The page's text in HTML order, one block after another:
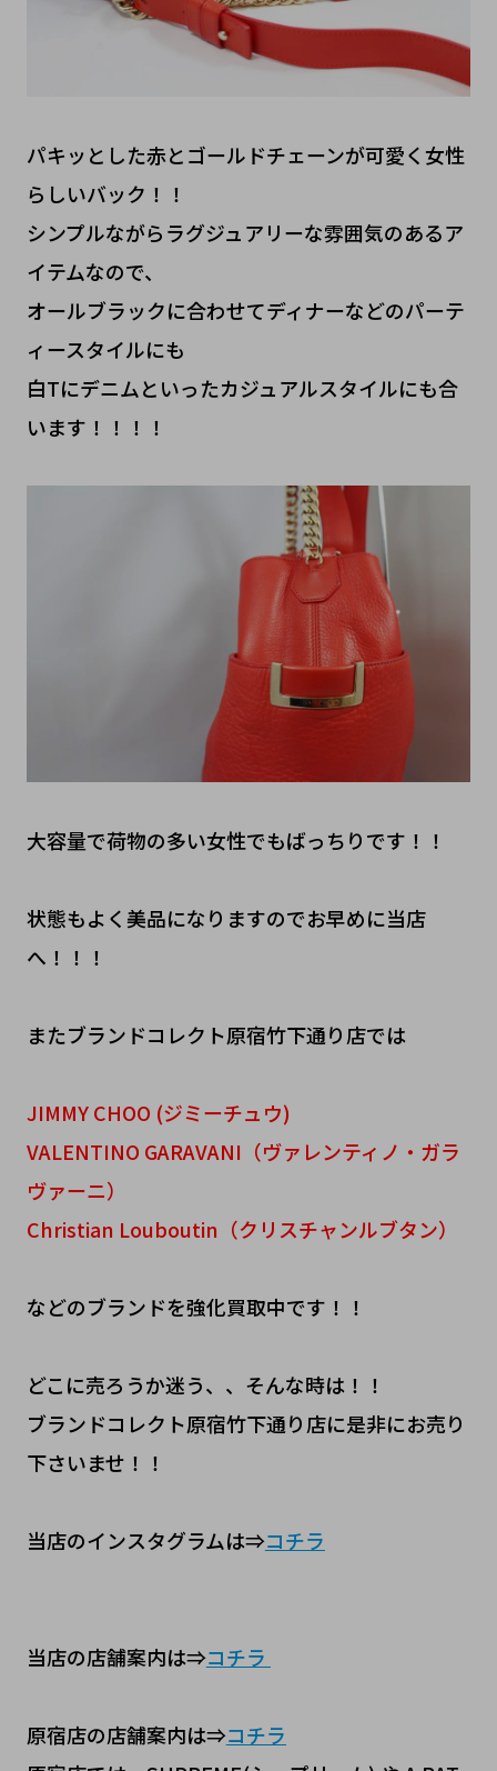
パキッとした赤とゴールドチェーンが可愛く女性
らしいバック！！
シンプルながらラグジュアリーな雰囲気のあるア
イテムなので、
オールブラックに合わせてディナーなどのパーテ
ィースタイルにも
白Tにデニムといったカジュアルスタイルにも合
います！！！！
大容量で荷物の多い女性でもばっちりです！！
状態もよく美品になりますのでお早めに当店
へ！！！
またブランドコレクト原宿竹下通り店では
JIMMY CHOO (ジミーチュウ)
VALENTINO GARAVANI（ヴァレンティノ・ガラ
ヴァーニ）
Christian Louboutin（クリスチャンルブタン）
などのブランドを強化買取中です！！
どこに売ろうか迷う、、そんな時は！！
ブランドコレクト原宿竹下通り店に是非にお売り
下さいませ！！
当店のインスタグラムは⇒コチラ
当店の店舗案内は⇒コチラ
原宿店の店舗案内は⇒コチラ